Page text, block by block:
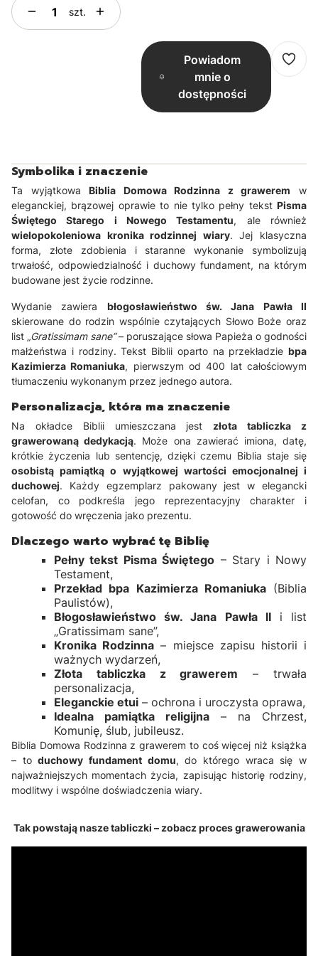
szt.
Powiadom
mnie o
dostępności
Symbolika i znaczenie
Ta wyjątkowaBiblia Domowa Rodzinna z grawerem w
eleganckiej, brązowej oprawie to nie tylko pełny tekst Pisma
Świętego Starego i Nowego Testamentu, ale również
wielopokoleniowa kronika rodzinnej wiary. Jej klasyczna
forma, złote zdobienia i staranne wykonanie symbolizują
trwałość, odpowiedzialność i duchowy fundament, na którym
budowane jest życie rodzinne.
Wydanie zawiera błogosławieństwo św. Jana Pawła II
skierowane do rodzin wspólnie czytających Słowo Boże oraz
list „Gratissimam sane”– poruszające słowa Papieża o godności
małżeństwa i rodziny. Tekst Biblii oparto na przekładzie bpa
Kazimierza Romaniuka, pierwszym od 400 lat całościowym
tłumaczeniu wykonanym przez jednego autora.
Personalizacja, która ma znaczenie
Na okładce Biblii umieszczana jest złota tabliczka z
grawerowaną dedykacją. Może ona zawierać imiona, datę,
krótkie życzenia lub sentencję, dzięki czemu Biblia staje się
osobistą pamiątką o wyjątkowej wartości emocjonalnej i
duchowej. Każdy egzemplarz pakowany jest w elegancki
celofan, co podkreśla jego reprezentacyjny charakter i
gotowość do wręczenia jako prezentu.
Dlaczego warto wybrać tę Biblię
Pełny tekst Pisma Świętego – Stary i Nowy
Testament,
Przekład bpa Kazimierza Romaniuka(Biblia
Paulistów),
Błogosławieństwo św. Jana Pawła IIi list
„Gratissimam sane”,
Kronika Rodzinna – miejsce zapisu historii i
ważnych wydarzeń,
Złota tabliczka z grawerem – trwała
personalizacja,
Eleganckie etui – ochrona i uroczysta oprawa,
Idealna pamiątka religijna – na Chrzest,
Komunię, ślub, jubileusz.
Biblia Domowa Rodzinna z grawerem to coś więcej niż książka
– toduchowy fundament domu, do którego wraca się w
najważniejszych momentach życia, zapisując historię rodziny,
modlitwy i wspólne doświadczenia wiary.
Tak powstają nasze tabliczki – zobacz proces grawerowania